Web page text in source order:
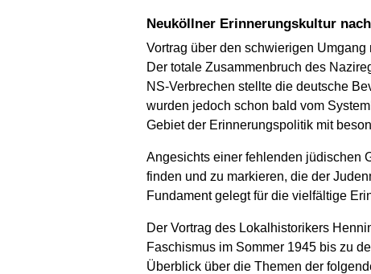
Neuköllner Erinnerungskultur
Vortrag über den schwierigen
Der totale Zusammenbruch des
NS-Verbrechen stellte die deutsche
wurden jedoch schon bald vom
Gebiet der Erinnerungspolitik mit
Angesichts einer fehlenden jüdischen
finden und zu markieren, die der
Fundament gelegt für die vielfältige
Der Vortrag des Lokalhistorikers
Faschismus im Sommer 1945 bis zu
Überblick über die Themen der